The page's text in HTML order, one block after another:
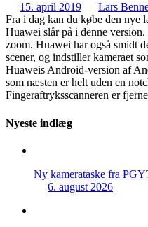
15. april 2019
Lars
Fra i dag kan du købe den nye
Huawei slår på i denne
zoom. Huawei har også smidt
scener, og indstiller kameraet
Huaweis Android-version af
som næsten er helt uden en
Fingeraftryksscanneren er
Nyeste indlæg
Ny kamerataske fra
6. august 2026